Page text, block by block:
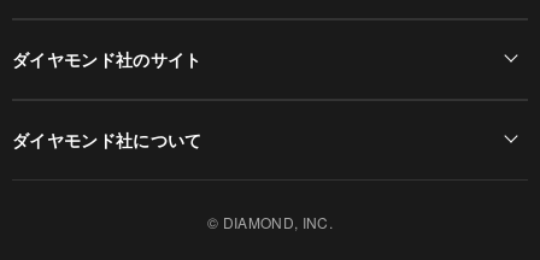
ダイヤモンド社のサイト
ダイヤモンド社について
© DIAMOND, INC.